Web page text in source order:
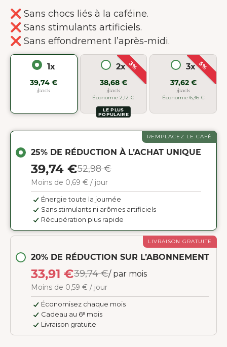
❌ Sans chocs liés à la caféine.
❌ Sans stimulants artificiels.
❌ Sans effondrement l’après-midi.
1x
39,74 €
/pack
3%
2x
38,68 €
/pack
Économie 2,12 €
LE PLUS
POPULAIRE
5%
3x
37,62 €
/pack
Économie 6,36 €
LIVRAISON GRATUITE
20% DE RÉDUCTION SUR L’ABONNEMENT
33,91 €39,74 €/ par mois
Moins de 0,59 € / jour
Économisez chaque mois
Cadeau au 6ᵉ mois
Livraison gratuite
REMPLACEZ LE CAFÉ
25% DE RÉDUCTION À L’ACHAT UNIQUE
39,74 €52,98 €
Moins de 0,69 € / jour
Énergie toute la journée
Sans stimulants ni arômes artificiels
Récupération plus rapide